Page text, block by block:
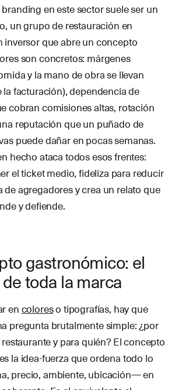
en este sector suele ser un
un grupo de restauración en
inversor que abre un concepto
son concretos: márgenes
y la mano de obra se llevan
la facturación), dependencia de
cobran comisiones altas, rotación
reputación que un puñado de
puede dañar en pocas semanas.
hecho ataca todos esos frentes:
el ticket medio, fideliza para reducir
de agregadores y crea un relato que
y defiende.
gastronómico: el
toda la marca
encoloreso tipografías, hay que
pregunta brutalmente simple: ¿por
y para quién? El concepto
la idea-fuerza que ordena todo lo
precio, ambiente, ubicación— en